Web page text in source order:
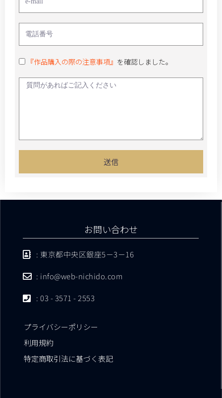
『作品購入の際の注意事項』 を確認しました。
送信
お問い合わせ
: 東京都中央区銀座5－3－16
: info@web-nichido.com
: 03 - 3571 - 2553
プライバシーポリシー
利用規約
特定商取引法に基づく表記